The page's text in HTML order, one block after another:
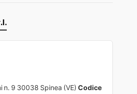
n. 9 30038 Spinea (VE) Codice